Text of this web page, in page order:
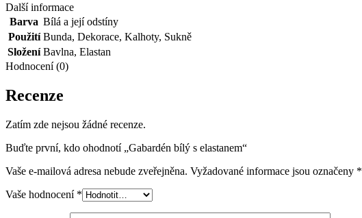
Další informace
Barva Bílá a její odstíny
Použití Bunda, Dekorace, Kalhoty, Sukně
Složení Bavlna, Elastan
Hodnocení (0)
Recenze
Zatím zde nejsou žádné recenze.
Buďte první, kdo ohodnotí „Gabardén bílý s elastanem“
Vaše e-mailová adresa nebude zveřejněna. Vyžadované informace jsou označeny *
Vaše hodnocení *